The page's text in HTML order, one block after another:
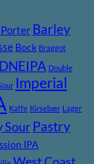
Barley
Bock Braggot
DNEIPA Double
Imperial
Kaffe Kirsebær Lager
Sour Pastry
IPA